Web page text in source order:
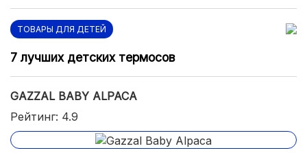
ТОВАРЫ ДЛЯ ДЕТЕЙ
7 лучших детских термосов
GAZZAL BABY ALPACA
Рейтинг: 4.9